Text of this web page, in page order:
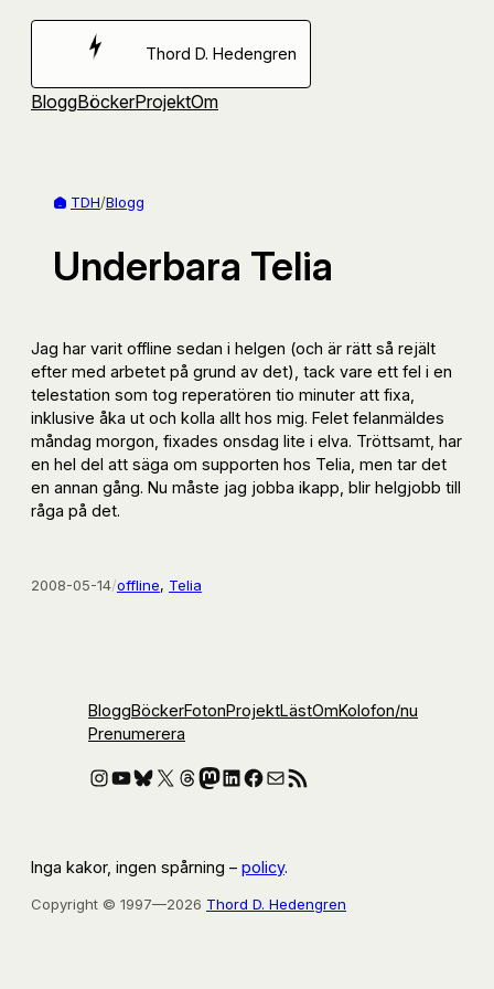
Hoppa
Thord D. Hedengren
BloggBöckerProjektOm
TDH/Blogg
Underbara Telia
Jag har varit offline sedan i helgen (och är rätt så rejält
efter med arbetet på grund av det), tack vare ett fel i en
telestation som tog reperatören tio minuter att fixa,
inklusive åka ut och kolla allt hos mig. Felet felanmäldes
måndag morgon, fixades onsdag lite i elva. Tröttsamt, har
en hel del att säga om supporten hos Telia, men tar det
en annan gång. Nu måste jag jobba ikapp, blir helgjobb till
råga på det.
2008-05-14/offline, Telia
BloggBöckerFotonProjektLästOmKolofon/nu
Prenumerera
Instagram
YouTube
Bluesky
X Threads
Mastodon
LinkedIn
Facebook
E-postRSS-flöde
Inga kakor, ingen spårning – policy.
Copyright © 1997—2026 Thord D. Hedengren